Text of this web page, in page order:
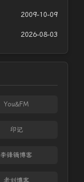
2009-10-09
2026-08-03
You&FM
印记
李锋镝博客
老刘博客